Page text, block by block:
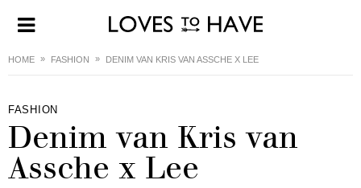
HOME FASHION DENIM VAN KRIS VAN ASSCHE X LEE
FASHION
Denim van Kris van
Assche x Lee